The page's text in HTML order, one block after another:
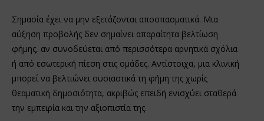
Σημασία έχει να μην εξετάζονται αποσπασματικά. Μια
αύξηση προβολής δεν σημαίνει απαραίτητα βελτίωση
φήμης, αν συνοδεύεται από περισσότερα αρνητικά σχόλια
ή από εσωτερική πίεση στις ομάδες. Αντίστοιχα, μια κλινική
μπορεί να βελτιώνει ουσιαστικά τη φήμη της χωρίς
θεαματική δημοσιότητα, ακριβώς επειδή ενισχύει σταθερά
την εμπειρία και την αξιοπιστία της.